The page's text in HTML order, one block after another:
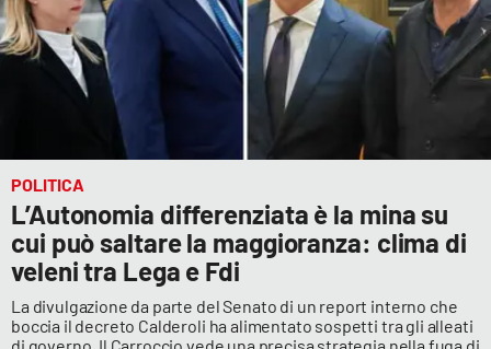
POLITICA
L’Autonomia differenziata è la mina su
cui può saltare la maggioranza: clima di
veleni tra Lega e Fdi
La divulgazione da parte del Senato di un report interno che
boccia il decreto Calderoli ha alimentato sospetti tra gli alleati